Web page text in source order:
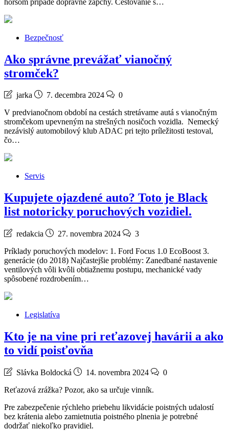
Bezpečnosť
Ako správne prevážať vianočný
stromček?
jarka 7. decembra 2024
0
V predvianočnom období na cestách stretávame autá s vianočným
stromčekom upevneným na strešných nosičoch vozidla. Nemecký
nezávislý automobilový klub ADAC pri tejto príležitosti testoval,
čo…
Servis
Kupujete ojazdené auto? Toto je Black
list notoricky poruchových vozidiel.
redakcia 27. novembra 2024
3
Príklady poruchových modelov: 1. Ford Focus 1.0 EcoBoost 3.
generácie (do 2018) Najčastejšie problémy: Zanedbané nastavenie
ventilových vôli kvôli obtiažnemu postupu, mechanické vady
spôsobené rozdrobením…
Legislatíva
Kto je na vine pri reťazovej havárii a ako
to vidí poisťovňa
Slávka Boldocká 14. novembra 2024
0
Reťazová zrážka? Pozor, ako sa určuje vinník.
Pre zabezpečenie rýchleho priebehu likvidácie poistných udalostí
bez krátenia alebo zamietnutia poistného plnenia je potrebné
dodržať niekoľko pravidiel.